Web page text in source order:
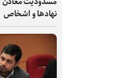
نهادها و اشخاص